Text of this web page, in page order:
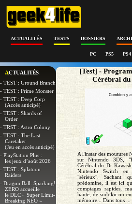
ACTUALITÉS TESTS DOSSIERS
PC PS5 PS4
ACTUALITÉS
- TEST : Ground Branch
- TEST : Prime Monster
- TEST : Deep Corp
(Accès anticipé)
- TEST : Shards of
Order
- TRST : Astro Colony
- TEST : The Last
Caretaker
(Jeu en accès anticipé)
- PlayStation Plus :
les jeux d’août 2026
- TEST : Splatoon
Raiders
- Dragon Ball: Sparking!
ZERO accueille
le DLC « Super Limit-
Breaking NEO »
[Test] -
Cérébral
A l'instar des moutures
sur Nintendo 3DS,
Cérébral du Dr
Nintendo Switch en
"sérieux". Sachant
prédomine, il est ici
comptages rapides,
haute, de sudoku ou
mémoire... Dans tous ...